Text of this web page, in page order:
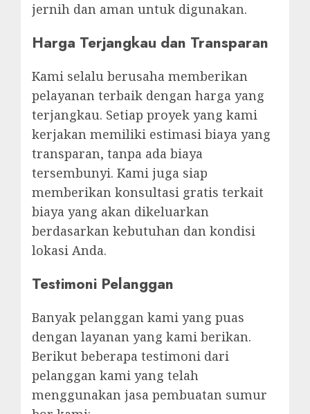
jernih dan aman untuk digunakan.
Harga Terjangkau dan Transparan
Kami selalu berusaha memberikan
pelayanan terbaik dengan harga yang
terjangkau. Setiap proyek yang kami
kerjakan memiliki estimasi biaya yang
transparan, tanpa ada biaya
tersembunyi. Kami juga siap
memberikan konsultasi gratis terkait
biaya yang akan dikeluarkan
berdasarkan kebutuhan dan kondisi
lokasi Anda.
Testimoni Pelanggan
Banyak pelanggan kami yang puas
dengan layanan yang kami berikan.
Berikut beberapa testimoni dari
pelanggan kami yang telah
menggunakan jasa pembuatan sumur